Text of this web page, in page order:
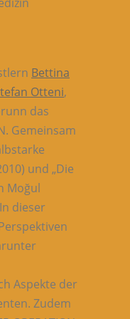
Bettina
Otteni,
das
Gemeinsam
und „Die
Moğul
In dieser
Aspekte der
Zudem